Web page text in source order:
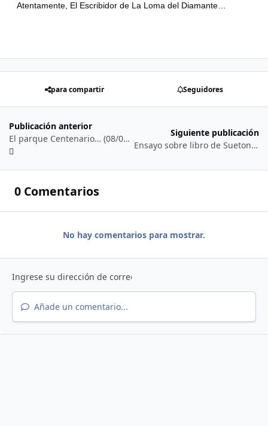
Atentamente, El Escribidor de La Loma del Diamante…
para compartir Seguidores
Publicación anterior
El parque Centenario… (08/05/2’026)
Siguiente publicación
Ensayo sobre libro de Suetonio de las “Vidas de los doce césares”… (25/05/2’026)…
0 Comentarios
No hay comentarios para mostrar.
Añade un comentario...